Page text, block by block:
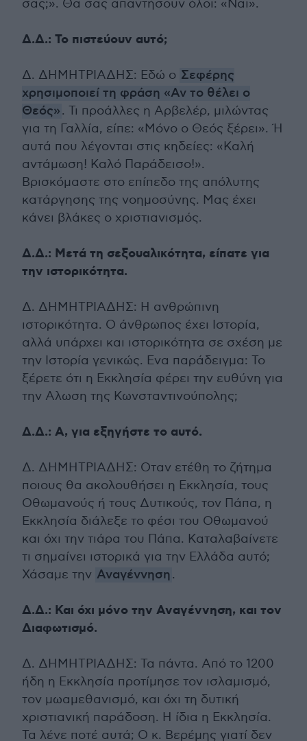
σας;». Θα σας απαντήσουν όλοι: «Ναι».
Δ.Δ.: Το πιστεύουν αυτό;
Δ. ΔΗΜΗΤΡΙΑΔΗΣ: Εδώ ο Σεφέρης
χρησιμοποιεί τη φράση «Αν το θέλει ο
Θεός». Τι προάλλες η Αρβελέρ, μιλώντας
για τη Γαλλία, είπε: «Μόνο ο Θεός ξέρει». Ή
αυτά που λέγονται στις κηδείες: «Καλή
αντάμωση! Καλό Παράδεισο!».
Βρισκόμαστε στο επίπεδο της απόλυτης
κατάργησης της νοημοσύνης. Μας έχει
κάνει βλάκες ο χριστιανισμός.
Δ.Δ.: Μετά τη σεξουαλικότητα, είπατε για
την ιστορικότητα.
Δ. ΔΗΜΗΤΡΙΑΔΗΣ: Η ανθρώπινη
ιστορικότητα. Ο άνθρωπος έχει Ιστορία,
αλλά υπάρχει και ιστορικότητα σε σχέση με
την Ιστορία γενικώς. Ενα παράδειγμα: Το
ξέρετε ότι η Εκκλησία φέρει την ευθύνη για
την Αλωση της Κωνσταντινούπολης;
Δ.Δ.: Α, για εξηγήστε το αυτό.
Δ. ΔΗΜΗΤΡΙΑΔΗΣ: Οταν ετέθη το ζήτημα
ποιους θα ακολουθήσει η Εκκλησία, τους
Οθωμανούς ή τους Δυτικούς, τον Πάπα, η
Εκκλησία διάλεξε το φέσι του Οθωμανού
και όχι την τιάρα του Πάπα. Καταλαβαίνετε
τι σημαίνει ιστορικά για την Ελλάδα αυτό;
Χάσαμε την Αναγέννηση.
Δ.Δ.: Και όχι μόνο την Αναγέννηση, και τον
Διαφωτισμό.
Δ. ΔΗΜΗΤΡΙΑΔΗΣ: Τα πάντα. Από το 1200
ήδη η Εκκλησία προτίμησε τον ισλαμισμό,
τον μωαμεθανισμό, και όχι τη δυτική
χριστιανική παράδοση. Η ίδια η Εκκλησία.
Τα λένε ποτέ αυτά; Ο κ. Βερέμης γιατί δεν